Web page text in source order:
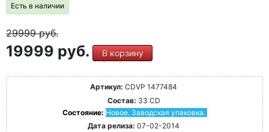
Есть в наличии
29999руб.
19999 руб. В корзину
Артикул: CDVP 1477484
Состав: 33 CD
Состояние: Новое. Заводская упаковка.
Дата релиза: 07-02-2014